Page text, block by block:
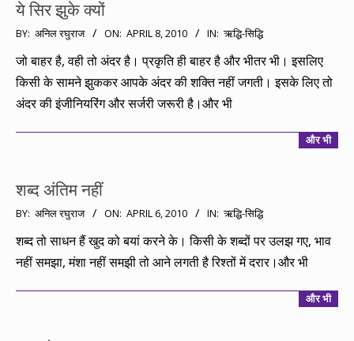
ये सिर झुके क्यों
2010-
04-
08
BY: अनिल रघुराज ON: APRIL 8, 2010 IN: ऋद्धि-सिद्धि
जो बाहर है, वही तो अंदर है। प्रकृति ही बाहर है और भीतर भी। इसलिए
किसी के सामने झुककर आपके अंदर की शक्ति नहीं जगती। इसके लिए तो
अंदर की इंजीनियरिंग और सर्जरी जरूरी है।और भी
और भी
शब्द अंतिम नहीं
2010-
06
BY: अनिल रघुराज ON: APRIL 6, 2010 IN: ऋद्धि-सिद्धि
शब्द तो साधन हैं खुद को बयां करने के। किसी के शब्दों पर उलझ गए, भाव
नहीं समझा, मंशा नहीं समझी तो आने लगती है रिश्तों में दरार।और भी
और भी